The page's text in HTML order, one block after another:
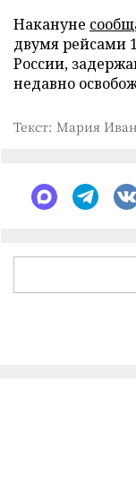
Накануне
двумя рейсами
России,
недавно
Текст: Мария